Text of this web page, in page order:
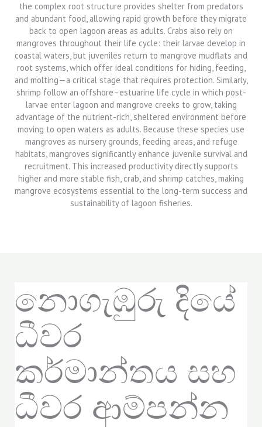
නොගැඹුරු දියේ
ධීවර
කර්මාන්තය සහ
ධීවර ආම්පන්න